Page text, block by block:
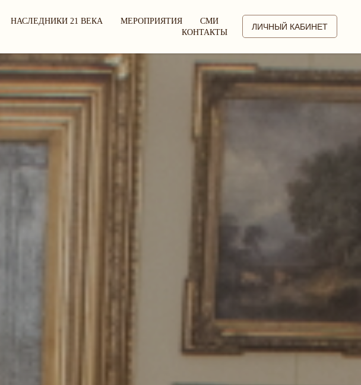
НАСЛЕДНИКИ 21 ВЕКА МЕРОПРИЯТИЯ
СМИ
КОНТАКТЫ
ЛИЧНЫЙ КАБИНЕТ